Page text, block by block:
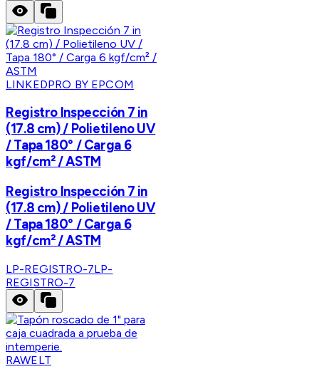
LINKEDPRO BY EPCOM
Registro Inspección 7 in
(17.8 cm) / Polietileno UV
/ Tapa 180° / Carga 6
kgf/cm² / ASTM
Registro Inspección 7 in
(17.8 cm) / Polietileno UV
/ Tapa 180° / Carga 6
kgf/cm² / ASTM
LP-REGISTRO-7LP-
REGISTRO-7
RAWELT